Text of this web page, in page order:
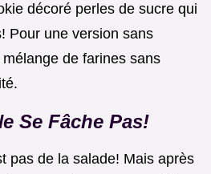
décoré perles de sucre qui
Pour une version sans
de farines sans
Se Fâche Pas!
pas de la salade! Mais après